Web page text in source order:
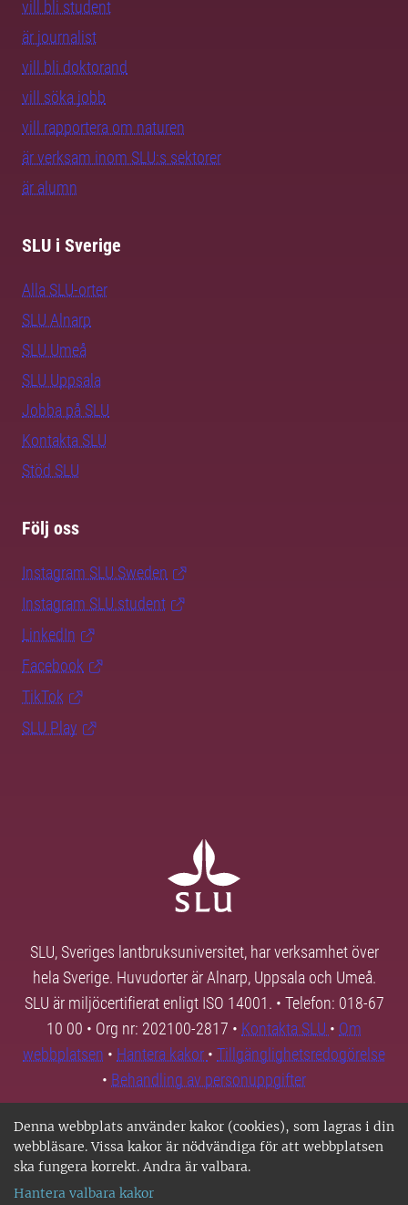
Denna webbplats använder kakor (cookies), som lagras i din
webbläsare. Vissa kakor är nödvändiga för att webbplatsen
ska fungera korrekt. Andra är valbara.
Hantera valbara kakor
vill bli student
är journalist
vill bli doktorand
vill söka jobb
vill rapportera om naturen
är verksam inom SLU:s sektorer
är alumn
SLU i Sverige
Alla SLU-orter
SLU Alnarp
SLU Umeå
SLU Uppsala
Jobba på SLU
Kontakta SLU
Stöd SLU
Följ oss
Instagram SLU.Sweden
Instagram SLU.student
LinkedIn
Facebook
TikTok
SLU Play
SLU, Sveriges lantbruksuniversitet, har verksamhet över
hela Sverige. Huvudorter är Alnarp, Uppsala och Umeå.
SLU är miljöcertifierat enligt ISO 14001. • Telefon: 018-67
10 00 • Org nr: 202100-2817 • Kontakta SLU • Om
webbplatsen • Hantera kakor • Tillgänglighetsredogörelse
• Behandling av personuppgifter